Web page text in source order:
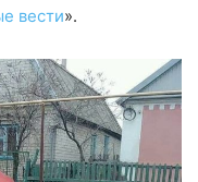
вести».